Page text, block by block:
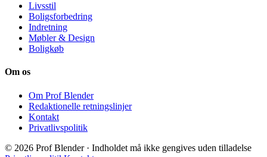
Livsstil
Boligsforbedring
Indretning
Møbler & Design
Boligkøb
Om os
Om Prof Blender
Redaktionelle retningslinjer
Kontakt
Privatlivspolitik
© 2026 Prof Blender · Indholdet må ikke gengives uden tilladelse